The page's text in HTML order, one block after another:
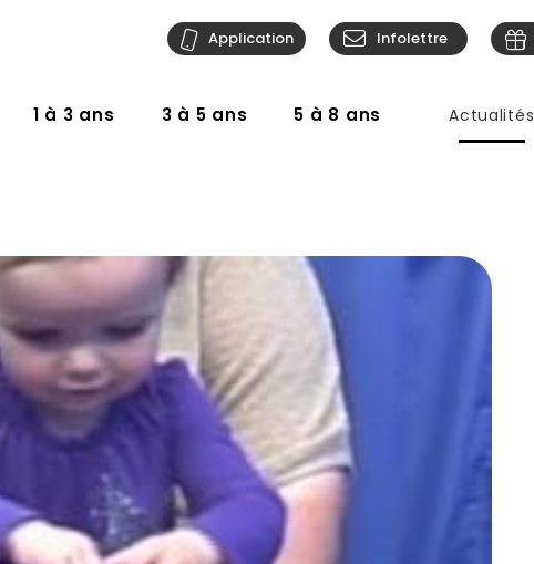
1 à 3 ans 3 à 5 ans 5 à 8 ans Actualités
Application Infolettre